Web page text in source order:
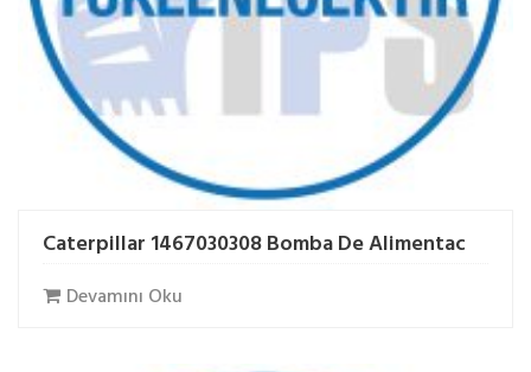
Caterpillar 1467030308 Bomba De Alimentac
Devamını Oku